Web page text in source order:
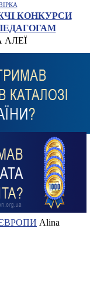
КОНКУРСИ
АЛЕЇ
Alina